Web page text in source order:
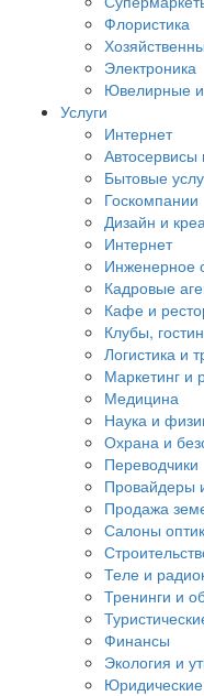
Флористика
Электроника
Ювелирные
Услуги
Интернет
Бытовые
Госкомпании
Дизайн и
Интернет
Инженерное
Кадровые
Кафе и
Клубы,
Логистика и
Маркетинг и
Медицина
Наука и
Охрана и
Переводчики
Провайдеры
Продажа
Салоны
Теле и
Тренинги и
Финансы
Экология и
Юридические